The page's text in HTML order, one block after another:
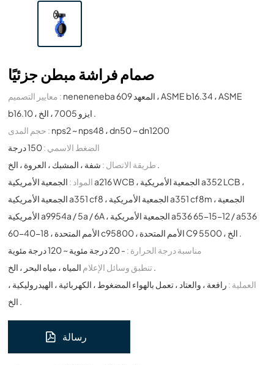
صمام فراشة مبطن جزئيًا
معايير التصميم : neneneneba المعهد 609 ، ASME b16.34 ، ASME
b16.10 ، ايزو 7005 ، الخ .
حجم المدى : nps2 ~ nps48 ، dn50 ~ dn1200
الضغط الاسمي :150 درجة
طريقة الاتصال : شفة ، المشبك ، العروة ، الخ .
المواد : الجمعية الأمريكية a216 WCB ، الجمعية الأمريكية a352 LCB ،
الجمعية الأمريكية a351 cf8 ، الجمعية الأمريكية a351 cf8m ، الجمعية
الأمريكية a9954a / 5a / 6A ، الجمعية الأمريكية a536 65-15-12 / a536
60-40-18 ، الأمم المتحدة c95800 ، الأمم المتحدة C9 5500 ، الخ .
مناسبة درجة الحرارة : - 20 درجة مئوية ~ 120 درجة مئوية
تنطبق وسائل الإعلامالمياه ، مياه البحر ، الخ .
العملية : رافعة ، والعتاد ، تعمل بالهواء المضغوط ، الكهربائية ، الهيدروليكية ،
الخ .
رسالة